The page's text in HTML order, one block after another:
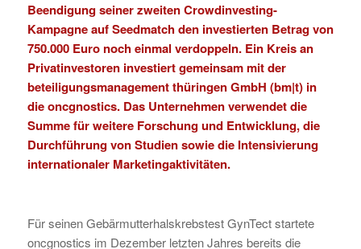
Beendigung seiner zweiten Crowdinvesting-
Kampagne aufSeedmatchden investierten Betrag von
750.000 Euro noch einmal verdoppeln. Ein Kreis an
Privatinvestoren investiert gemeinsam mit der
beteiligungsmanagement thüringen GmbH (bm|t)in
die oncgnostics. Das Unternehmen verwendet die
Summe für weitere Forschung und Entwicklung, die
Durchführung von Studien sowie die Intensivierung
internationaler Marketingaktivitäten.
Für seinen Gebärmutterhalskrebstest GynTect startete
oncgnostics im Dezember letzten Jahres bereits die